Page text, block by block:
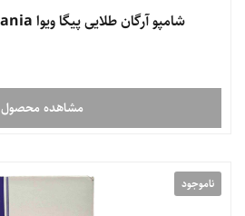
شامپو آرگان طلایی پیگا ویوا Piega Viva Argania
مشاهده محصول
ناموجود